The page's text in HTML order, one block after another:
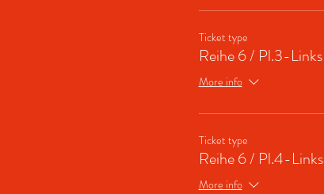
Ticket type
Reihe 6 / Pl.3-Links
More info
Ticket type
Reihe 6 / Pl.4-Links
More info